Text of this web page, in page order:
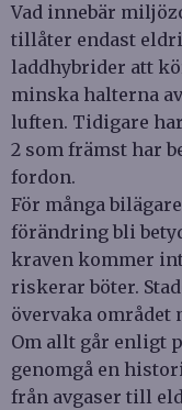
Vad innebär
tillåter endast
laddhybrider att
minska halterna
luften. Tidigare
2 som främst har
fordon.
För många
förändring bli
kraven kommer
riskerar böter.
övervaka området
Om allt går enligt
genomgå en
från avgaser till